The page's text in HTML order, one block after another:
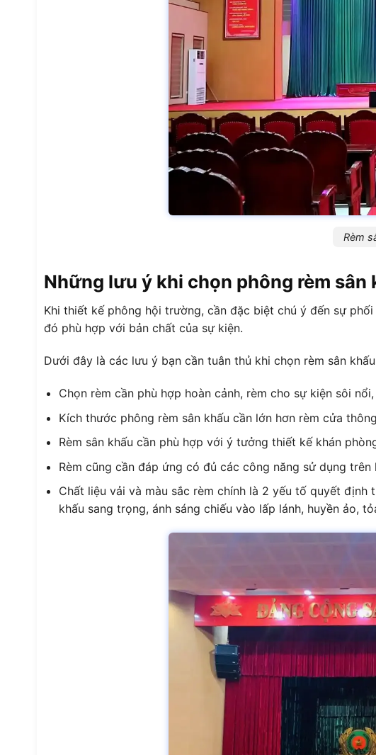
Rèm
Những lưu ý khi chọn phông rèm sân
Khi thiết kế phông hội trường, cần đặc biệt chú ý đến sự
đó phù hợp với bản chất của sự kiện.
Dưới đây là các lưu ý bạn cần tuân thủ khi chọn rèm sân
Chọn rèm cần phù hợp hoàn cảnh, rèm cho sự kiện sôi
Kích thước phông rèm sân khấu cần lớn hơn rèm cửa
Rèm sân khấu cần phù hợp với ý tưởng thiết kế khán
Rèm cũng cần đáp ứng có đủ các công năng sử dụng
Chất liệu vải và màu sắc rèm chính là 2 yếu tố quyết định
khấu sang trọng, ánh sáng chiếu vào lấp lánh, huyền ảo,